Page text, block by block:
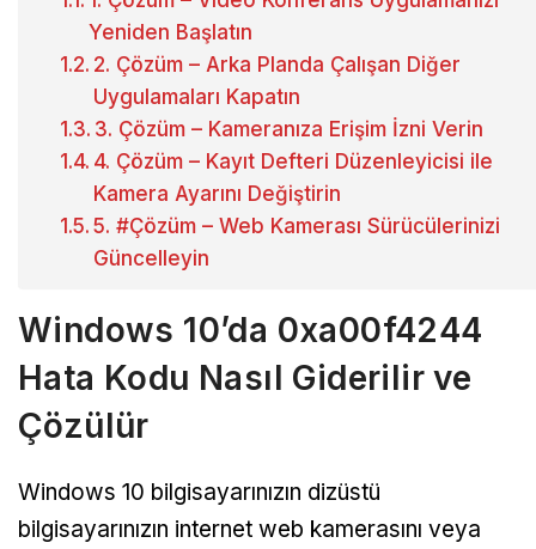
Yeniden Başlatın
2. Çözüm – Arka Planda Çalışan Diğer
Uygulamaları Kapatın
3. Çözüm – Kameranıza Erişim İzni Verin
4. Çözüm – Kayıt Defteri Düzenleyicisi ile
Kamera Ayarını Değiştirin
5. #Çözüm – Web Kamerası Sürücülerinizi
Güncelleyin
Windows 10’da 0xa00f4244
Hata Kodu Nasıl Giderilir ve
Çözülür
Windows 10 bilgisayarınızın dizüstü
bilgisayarınızın internet web kamerasını veya